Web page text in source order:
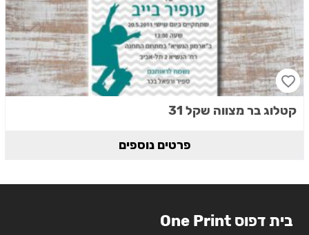
קטלוג בר מצווה שקל 31
פרטים נוספים
בית דפוס One Print